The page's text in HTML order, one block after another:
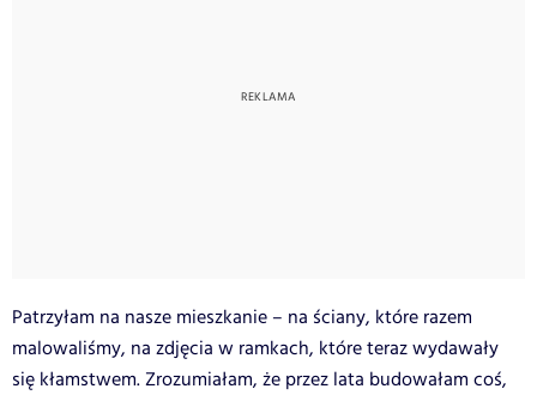
Patrzyłam na nasze mieszkanie – na ściany, które razem
malowaliśmy, na zdjęcia w ramkach, które teraz wydawały
się kłamstwem. Zrozumiałam, że przez lata budowałam coś,